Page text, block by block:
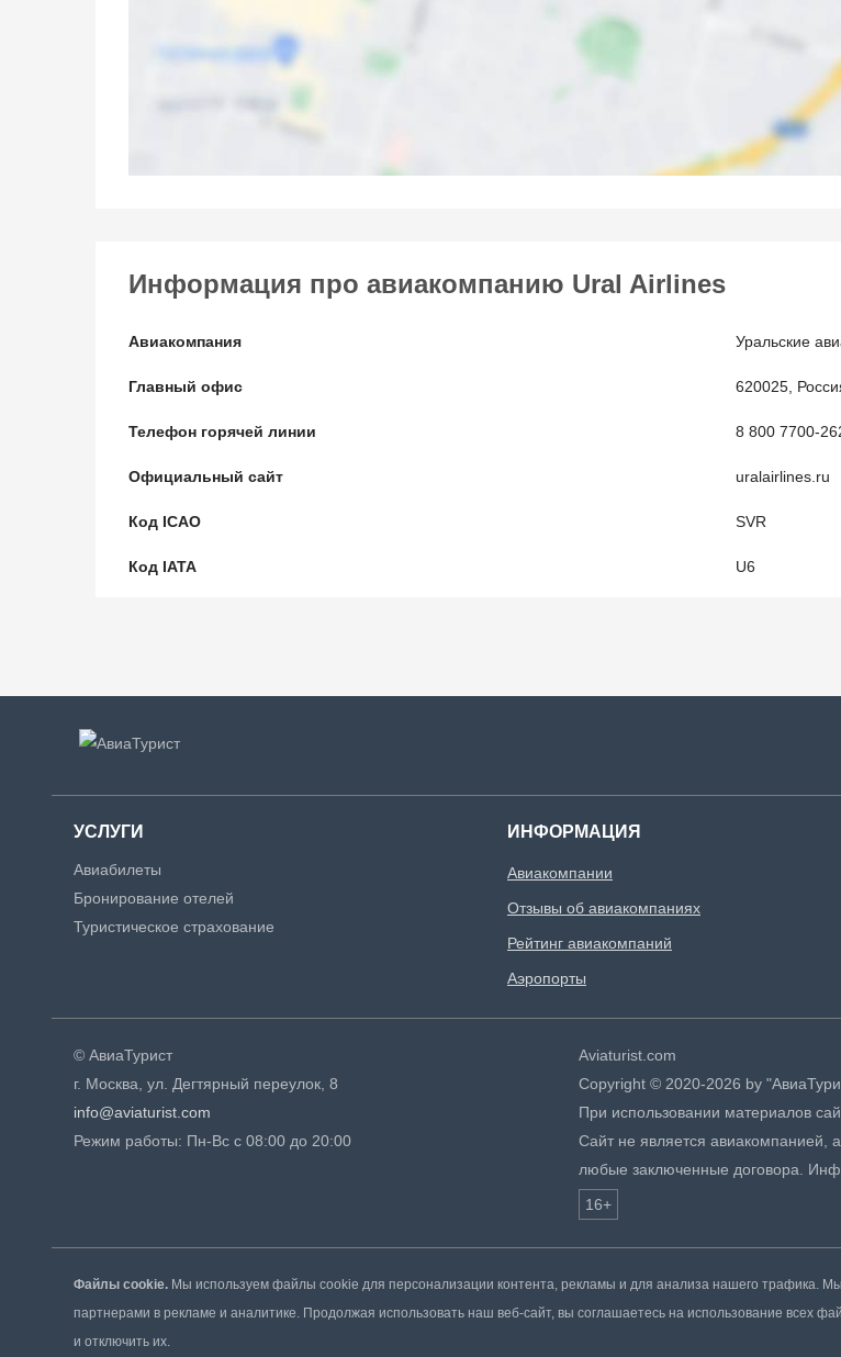
Информация про авиакомпанию Ural Airlines
Авиакомпания Уральские
Главный офис 620025,
Телефон горячей линии 8 800 7700-
Официальный сайт uralairlines.ru
Код ICAO SVR
Код IATA U6
УСЛУГИ
Авиабилеты
Бронирование отелей
Туристическое страхование
ИНФОРМАЦИЯ
Авиакомпании
Отзывы об авиакомпаниях
Рейтинг авиакомпаний
Аэропорты
© АвиаТурист
г. Москва, ул. Дегтярный переулок, 8
info@aviaturist.com
Режим работы: Пн-Вс с 08:00 до 20:00
Aviaturist.com
Copyright © 2020-2026 by
При использовании материалов
Сайт не является авиакомпанией,
любые заключенные договора.
16+
Файлы cookie. Мы используем файлы cookie для персонализации контента, рекламы и для анализа нашего трафика.
партнерами в рекламе и аналитике. Продолжая использовать наш веб-сайт, вы соглашаетесь на использование всех
и отключить их.